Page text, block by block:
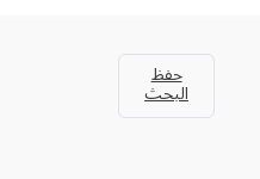
حفظ
البحث